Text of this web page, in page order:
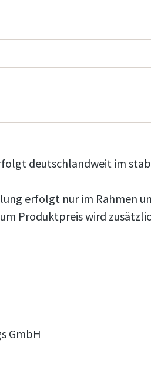
deutschlandweit im
erfolgt nur im Rahmen
Produktpreis wird
GmbH